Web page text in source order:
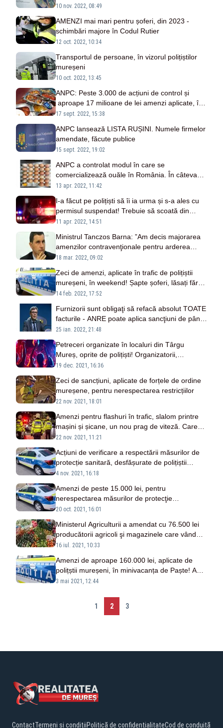
pentru întârzierea facturilor românilor
10 nov. 2022, 08:49
AMENZI mai mari pentru șoferi, din 2023 -
schimbări majore în Codul Rutier
12 oct. 2022, 10:34
Transportul de persoane, în vizorul polițiștilor
mureșeni
10 oct. 2022, 13:45
ANPC: Peste 3.000 de acțiuni de control și
aproape 17 milioane de lei amenzi aplicate, în
vara 2022
17 sept. 2022, 15:38
ANPC lansează LISTA RUȘINI. Numele firmelor
amendate, făcute publice
15 sept. 2022, 19:02
ANPC a controlat modul în care se
comercializează ouăle în România. În câteva
ore, amenzi de 380.000 lei
13 apr. 2022, 11:42
I-a făcut pe polițiști să îi ia urma și s-a ales cu
permisul suspendat! Trebuie să scoată din
buzunar și câteva mii de lei
11 apr. 2022, 14:51
Ministrul Tanczos Barna: ”Am decis majorarea
amenzilor contravenţionale pentru arderea
miriştilor”
18 mar. 2022, 09:02
Zeci de amenzi, aplicate în trafic de polițiștii
mureșeni, în weekend! Șapte șoferi, lăsați fără
permise
14 feb. 2022, 17:52
Furnizorii sunt obligaţi să refacă absolut TOATE
facturile - ANRE poate aplica sancţiuni de până
la 400.000 de lei!
25 ian. 2022, 21:48
Petreceri organizate în localuri din Târgu
Mureș, oprite de polițiști! Organizatorii,
amendați
19 dec. 2021, 16:36
Zeci de sancțiuni, aplicate de forțele de ordine
mureșene, pentru nerespectarea restricțiilor
22 nov. 2021, 18:01
Amenzi pentru flashuri în trafic, slalom printre
mașini și șicane, un nou prag de viteză. Care
sunt motivele
22 nov. 2021, 11:21
Acțiuni de verificare a respectării măsurilor de
protecție sanitară, desfășurate de polițiștii
mureșeni
4 nov. 2021, 16:18
Amenzi de peste 15.000 lei, pentru
nerespectarea măsurilor de protecţie
individuală, aplicate de polițiștii mureșeni
20 oct. 2021, 16:01
Ministerul Agriculturii a amendat cu 76.500 lei
producătorii agricoli şi magazinele care vând
fructe şi legume
16 iul. 2021, 10:33
Amenzi de aproape 160.000 lei, aplicate de
polițștii mureșeni, în minivacanța de Paște! Au
fost întocmite 40 de dosare penale
3 mai 2021, 12:44
1 2 3
ContactTermeni și condițiiPolitică de confidențialitateCod de conduită